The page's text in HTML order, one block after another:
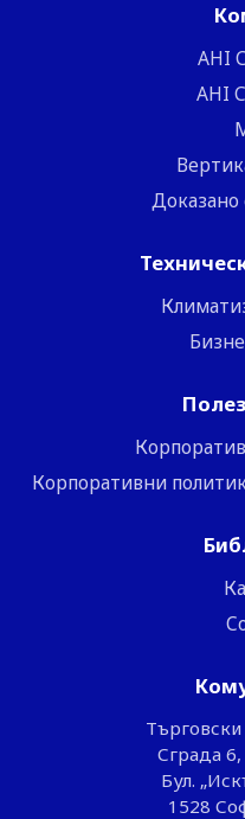
ΑΗΙ
AHI
Корпоративни
Сграда
Бул.
1528